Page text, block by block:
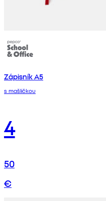
Zápisník A5
s mašličkou
4
50
€